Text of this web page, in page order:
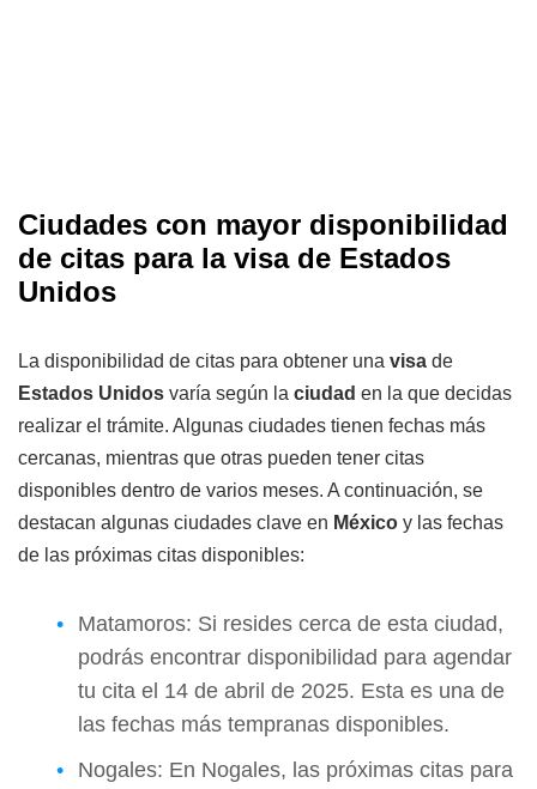
Ciudades con mayor disponibilidad
de citas para la visa de Estados
Unidos
La disponibilidad de citas para obtener una visa de
Estados Unidos varía según la ciudad en la que decidas
realizar el trámite. Algunas ciudades tienen fechas más
cercanas, mientras que otras pueden tener citas
disponibles dentro de varios meses. A continuación, se
destacan algunas ciudades clave en México y las fechas
de las próximas citas disponibles:
Matamoros: Si resides cerca de esta ciudad,
podrás encontrar disponibilidad para agendar
tu cita el 14 de abril de 2025. Esta es una de
las fechas más tempranas disponibles.
Nogales: En Nogales, las próximas citas para